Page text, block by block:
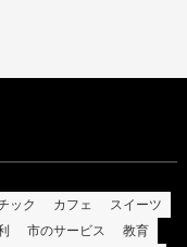
ック カフェ
スイーツ
市のサービス
教育